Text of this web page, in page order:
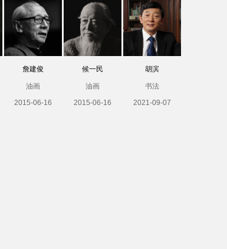
詹建俊
油画
2015-06-16
候一民
油画
2015-06-16
胡滨
书法
2021-09-07